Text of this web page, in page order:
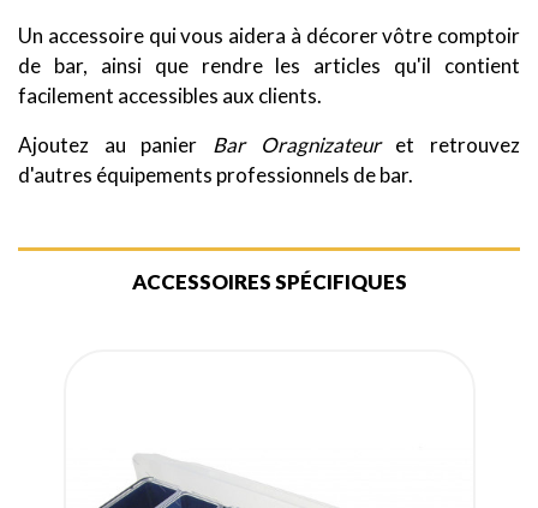
Un accessoire qui vous aidera à décorer vôtre comptoir
de bar, ainsi que rendre les articles qu'il contient
facilement accessibles aux clients.
Ajoutez au panier Bar Oragnizateuret retrouvez
d'autres équipements professionnels de bar.
ACCESSOIRES SPÉCIFIQUES